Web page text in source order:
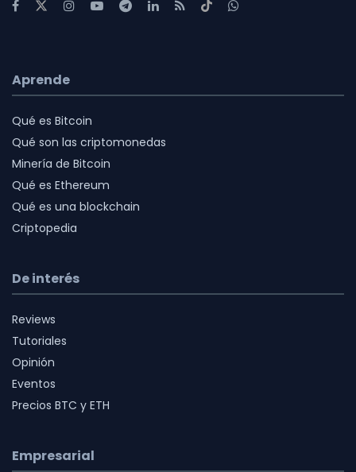
Aprende
Qué es Bitcoin
Qué son las criptomonedas
Minería de Bitcoin
Qué es Ethereum
Qué es una blockchain
Criptopedia
De interés
Reviews
Tutoriales
Opinión
Eventos
Precios BTC y ETH
Empresarial